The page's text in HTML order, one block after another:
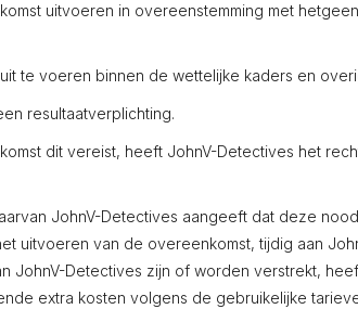
uitvoeren in overeenstemming met
voeren binnen de wettelijke kaders en
resultaatverplichting.
dit vereist, heeft JohnV-Detectives het
JohnV-Detectives aangeeft dat deze
uitvoeren van de overeenkomst, tijdig aan
Detectives zijn of worden verstrekt,
extra kosten volgens de gebruikelijke